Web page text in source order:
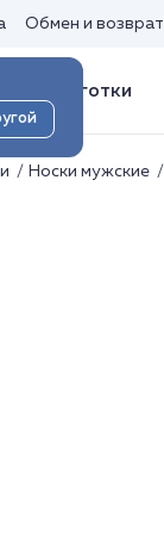
Обмен и возврат
и колготки
Носки мужские